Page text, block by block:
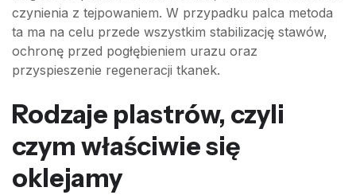
czynienia z tejpowaniem. W przypadku palca metoda
ta ma na celu przede wszystkim stabilizację stawów,
ochronę przed pogłębieniem urazu oraz
przyspieszenie regeneracji tkanek.
Rodzaje plastrów, czyli
czym właściwie się
oklejamy